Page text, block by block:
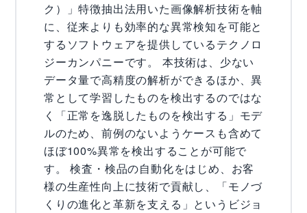
ク）」特徴抽出法用いた画像解析技術を軸
に、従来よりも効率的な異常検知を可能と
するソフトウェアを提供しているテクノロ
ジーカンパニーです。 本技術は、少ない
データ量で高精度の解析ができるほか、異
常として学習したものを検出するのではな
く「正常を逸脱したものを検出する」モデ
ルのため、前例のないようケースも含めて
ほぼ100%異常を検出することが可能で
す。 検査・検品の自動化をはじめ、お客
様の生産性向上に技術で貢献し、「モノづ
くりの進化と革新を支える」というビジョ